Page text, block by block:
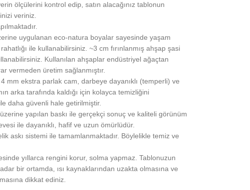
ölçülerini kontrol edip, satın alacağınız tablonun
veriniz.
uygulanan eco-natura boyalar sayesinde yaşam
ile kullanabilirsiniz. ~3 cm fırınlanmış ahşap şasi
Kullanılan ahşaplar endüstriyel ağaçtan
vermeden üretim sağlanmıştır.
4 mm ekstra parlak cam, darbeye dayanıklı (temperli) ve
arka tarafında kaldığı için kolayca temizliğini
daha güvenli hale getirilmiştir.
yapılan baskı ile gerçekçi sonuç ve kaliteli görünüm
ile dayanıklı, hafif ve uzun ömürlüdür.
askı sistemi ile tamamlanmaktadır. Böylelikle temiz ve
yıllarca rengini korur, solma yapmaz. Tablonuzun
bir ortamda, ısı kaynaklarından uzakta olmasına ve
dikkat ediniz.